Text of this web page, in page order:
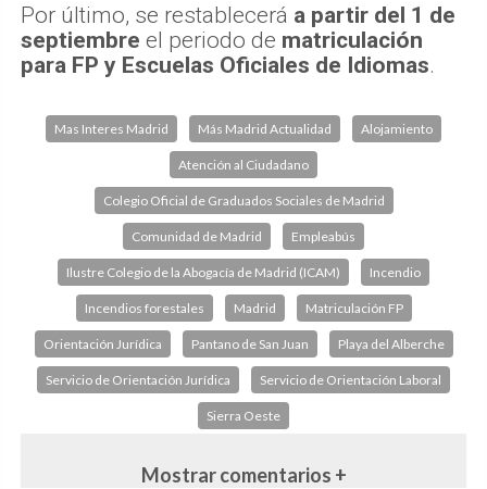
Por último, se restablecerá a partir del 1 de
septiembre el periodo de matriculación
para FP y Escuelas Oficiales de Idiomas.
Mas Interes Madrid Más Madrid Actualidad Alojamiento
Atención al Ciudadano
Colegio Oficial de Graduados Sociales de Madrid
Comunidad de Madrid Empleabús
Ilustre Colegio de la Abogacía de Madrid (ICAM) Incendio
Incendios forestales Madrid Matriculación FP
Orientación Jurídica Pantano de San Juan Playa del Alberche
Servicio de Orientación Jurídica Servicio de Orientación Laboral
Sierra Oeste
Mostrar comentarios +